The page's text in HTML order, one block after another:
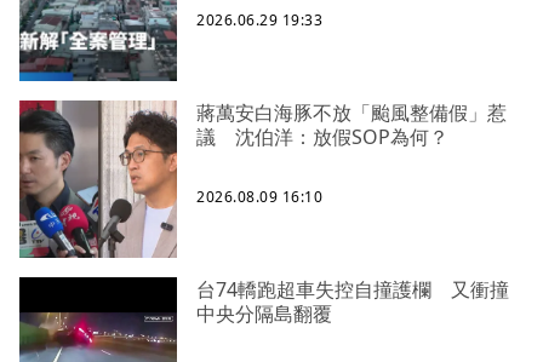
2026.06.29 19:33
蔣萬安白海豚不放「颱風整備假」惹
議 沈伯洋：放假SOP為何？
2026.08.09 16:10
台74轎跑超車失控自撞護欄 又衝撞
中央分隔島翻覆